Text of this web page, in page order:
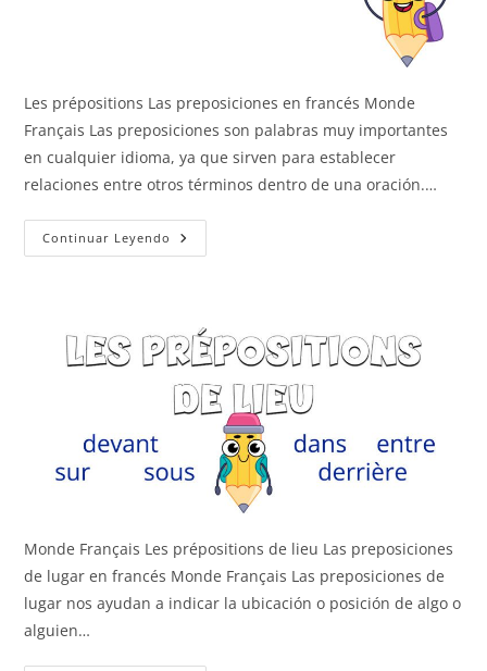
Les prépositions Las preposiciones en francés Monde
Français Las preposiciones son palabras muy importantes
en cualquier idioma, ya que sirven para establecer
relaciones entre otros términos dentro de una oración.…
Continuar Leyendo Las
Preposiciones
Monde Français Les prépositions de lieu Las preposiciones
de lugar en francés Monde Français Las preposiciones de
lugar nos ayudan a indicar la ubicación o posición de algo o
alguien…